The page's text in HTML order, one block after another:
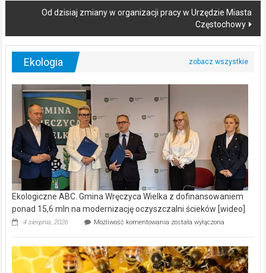
Od dzisiaj zmiany w organizacji pracy w Urzędzie Miasta
Częstochowy
Ekologia
Ekologiczne ABC. Gmina Wręczyca Wielka z dofinansowaniem
ponad 15,6 mln na modernizację oczyszczalni ścieków [wideo]
4 sierpnia, 2026 Możliwość komentowania Ekologiczne
Wręczyca
Wielka
z
została wyłączona